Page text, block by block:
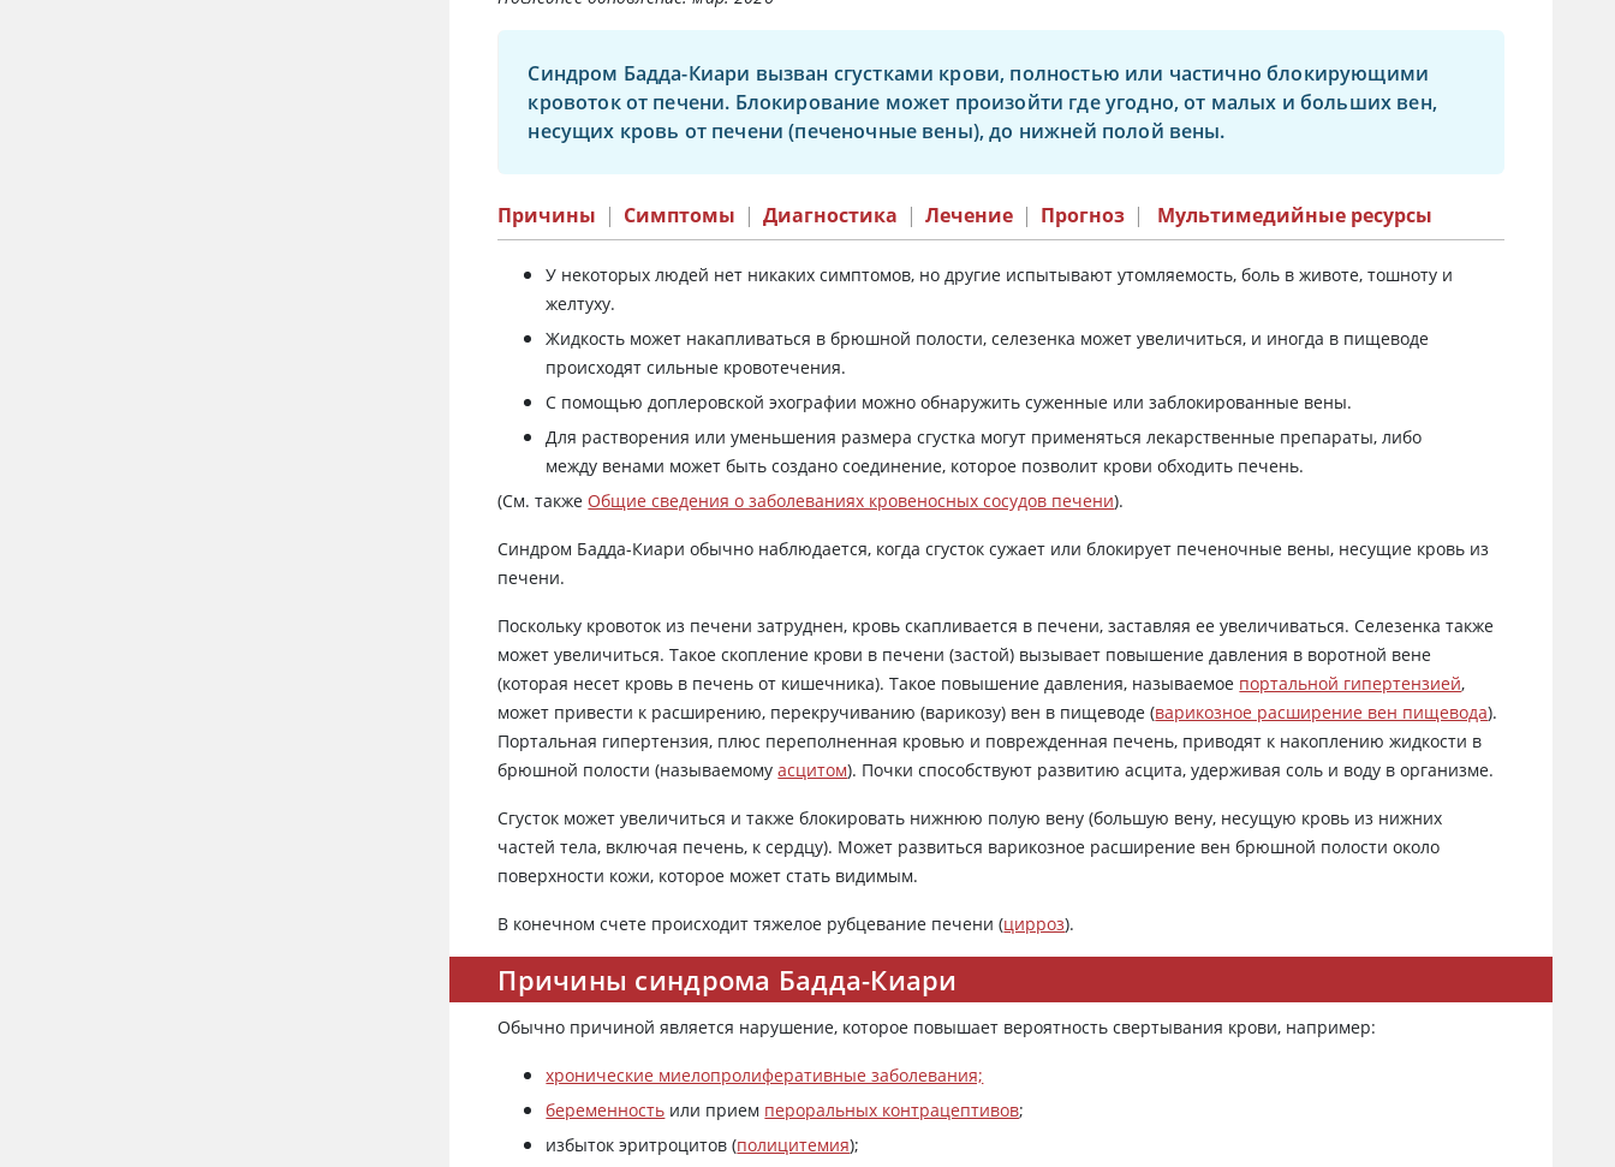
Синдром Бадда-Киари вызван сгустками крови, полностью или частично блокирующими
кровоток от печени. Блокирование может произойти где угодно, от малых и больших вен,
несущих кровь от печени (печеночные вены), до нижней полой вены.
Причины | Симптомы | Диагностика | Лечение | Прогноз | Мультимедийные ресурсы
У некоторых людей нет никаких симптомов, но другие испытывают утомляемость, боль в животе, тошноту и
желтуху.
Жидкость может накапливаться в брюшной полости, селезенка может увеличиться, и иногда в пищеводе
происходят сильные кровотечения.
С помощью доплеровской эхографии можно обнаружить суженные или заблокированные вены.
Для растворения или уменьшения размера сгустка могут применяться лекарственные препараты, либо
между венами может быть создано соединение, которое позволит крови обходить печень.
(См. также Общие сведения о заболеваниях кровеносных сосудов печени).
Синдром Бадда-Киари обычно наблюдается, когда сгусток сужает или блокирует печеночные вены, несущие кровь из
печени.
Поскольку кровоток из печени затруднен, кровь скапливается в печени, заставляя ее увеличиваться. Селезенка также
может увеличиться. Такое скопление крови в печени (застой) вызывает повышение давления в воротной вене
(которая несет кровь в печень от кишечника). Такое повышение давления, называемое портальной гипертензией,
может привести к расширению, перекручиванию (варикозу) вен в пищеводе (варикозное расширение вен пищевода).
Портальная гипертензия, плюс переполненная кровью и поврежденная печень, приводят к накоплению жидкости в
брюшной полости (называемомуасцитом). Почки способствуют развитию асцита, удерживая соль и воду в организме.
Сгусток может увеличиться и также блокировать нижнюю полую вену (большую вену, несущую кровь из нижних
частей тела, включая печень, к сердцу). Может развиться варикозное расширение вен брюшной полости около
поверхности кожи, которое может стать видимым.
В конечном счете происходит тяжелое рубцевание печени (цирроз).
Причины синдрома Бадда-Киари
Обычно причиной является нарушение, которое повышает вероятность свертывания крови, например:
хронические миелопролиферативные заболевания;
беременность или прием пероральных контрацептивов;
избыток эритроцитов (полицитемия);